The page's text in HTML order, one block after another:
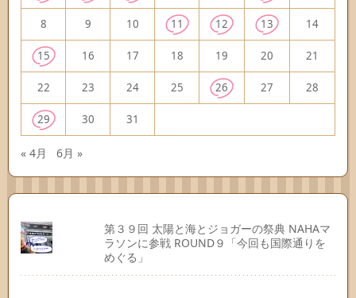
8 9 10 11 12 13 14
15 16 17 18 19 20 21
22 23 24 25 26 27 28
29 30 31
« 4月 6月 »
第３９回 太陽と海とジョガーの祭典 NAHAマ
ラソンに参戦 ROUND９「今回も国際通りを
めぐる」